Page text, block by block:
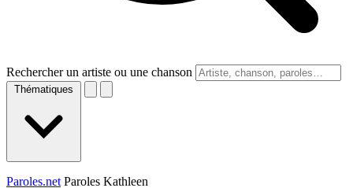
Rechercher un artiste ou une chanson
Thématiques
Paroles.net Paroles Kathleen